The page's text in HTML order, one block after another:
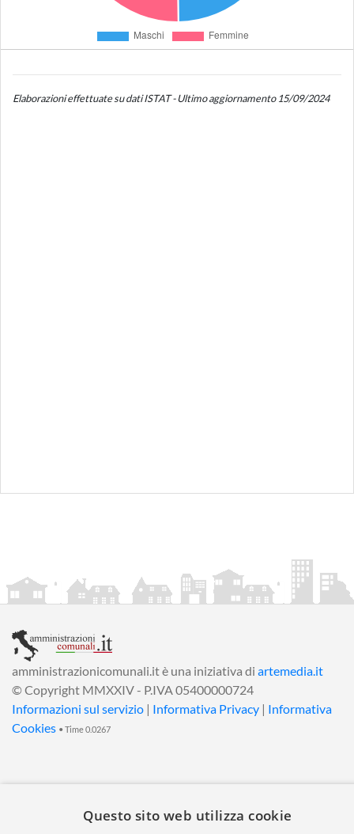
Elaborazioni effettuate su dati ISTAT - Ultimo aggiornamento 15/09/2024
amministrazionicomunali.it è una iniziativa di artemedia.it
© Copyright MMXXIV - P.IVA 05400000724
Informazioni sul servizio | Informativa Privacy | Informativa
Cookies • Time 0.0267
Questo sito web utilizza cookie